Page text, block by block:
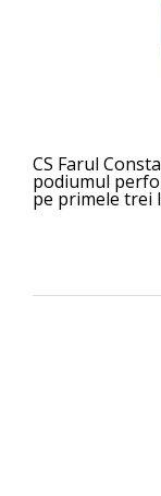
CS Farul
podiumul
pe primele trei